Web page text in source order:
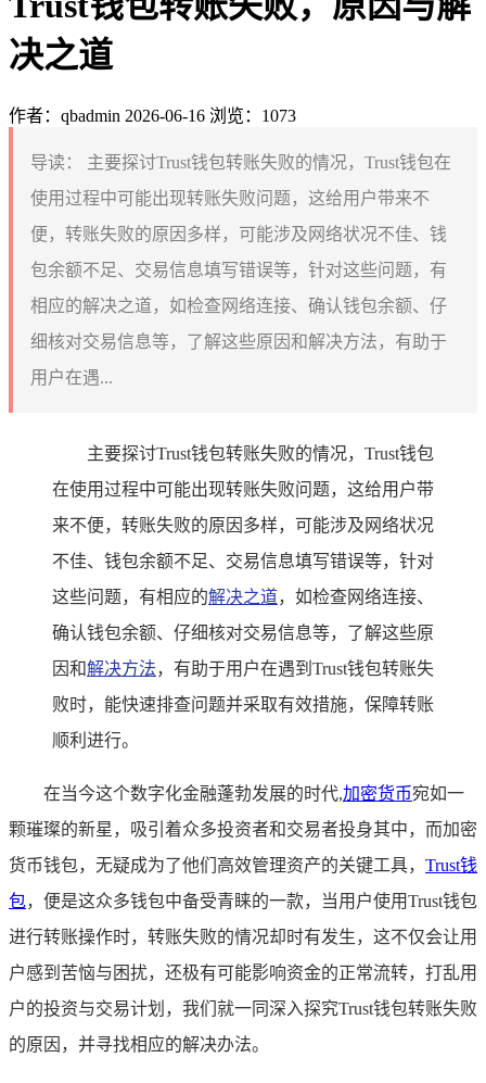
决之道
作者：qbadmin 2026-06-16 浏览：1073
导读：
主要探讨Trust钱包转账失败的情况，Trust钱包在
使用过程中可能出现转账失败问题，这给用户带来不
便，转账失败的原因多样，可能涉及网络状况不佳、钱
包余额不足、交易信息填写错误等，针对这些问题，有
相应的解决之道，如检查网络连接、确认钱包余额、仔
细核对交易信息等，了解这些原因和解决方法，有助于
用户在遇...
主要探讨Trust钱包转账失败的情况，Trust钱包
在使用过程中可能出现转账失败问题，这给用户带
来不便，转账失败的原因多样，可能涉及网络状况
不佳、钱包余额不足、交易信息填写错误等，针对
这些问题，有相应的解决之道，如检查网络连接、
确认钱包余额、仔细核对交易信息等，了解这些原
因和解决方法，有助于用户在遇到Trust钱包转账失
败时，能快速排查问题并采取有效措施，保障转账
顺利进行。
在当今这个数字化金融蓬勃发展的时代,加密货币宛如一
颗璀璨的新星，吸引着众多投资者和交易者投身其中，而加密
货币钱包，无疑成为了他们高效管理资产的关键工具， Trust钱
包，便是这众多钱包中备受青睐的一款，当用户使用Trust钱包
进行转账操作时，转账失败的情况却时有发生，这不仅会让用
户感到苦恼与困扰，还极有可能影响资金的正常流转，打乱用
户的投资与交易计划，我们就一同深入探究Trust钱包转账失败
的原因，并寻找相应的解决办法。